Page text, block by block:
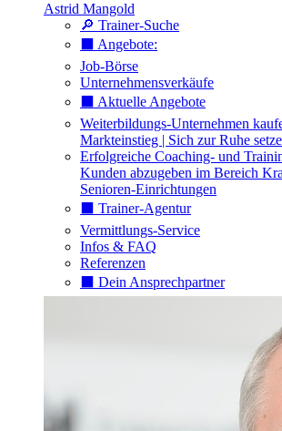
Astrid Mangold
🔎 Trainer-Suche
⬛️ Angebote:
Job-Börse
Unternehmensverkäufe
⬛️ Aktuelle Angebote
Weiterbildungs-Unternehmen
Markteinstieg | Sich zur Ruhe
Erfolgreiche Coaching- und
Kunden abzugeben im Bereich
Senioren-Einrichtungen
⬛️ Trainer-Agentur
Vermittlungs-Service
Infos & FAQ
Referenzen
⬛️ Dein Ansprechpartner